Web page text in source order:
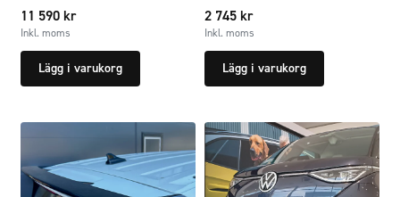
11 590 kr
Inkl. moms
Lägg i varukorg
2 745 kr
Inkl. moms
Lägg i varukorg